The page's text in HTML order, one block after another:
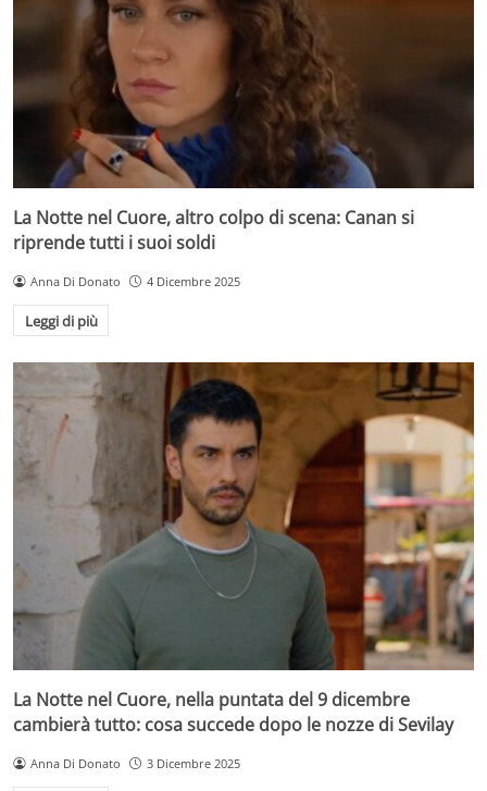
La Notte nel Cuore, altro colpo di scena: Canan si
riprende tutti i suoi soldi
Anna Di Donato 4 Dicembre 2025
Leggi di più
La Notte nel Cuore, nella puntata del 9 dicembre
cambierà tutto: cosa succede dopo le nozze di Sevilay
Anna Di Donato 3 Dicembre 2025